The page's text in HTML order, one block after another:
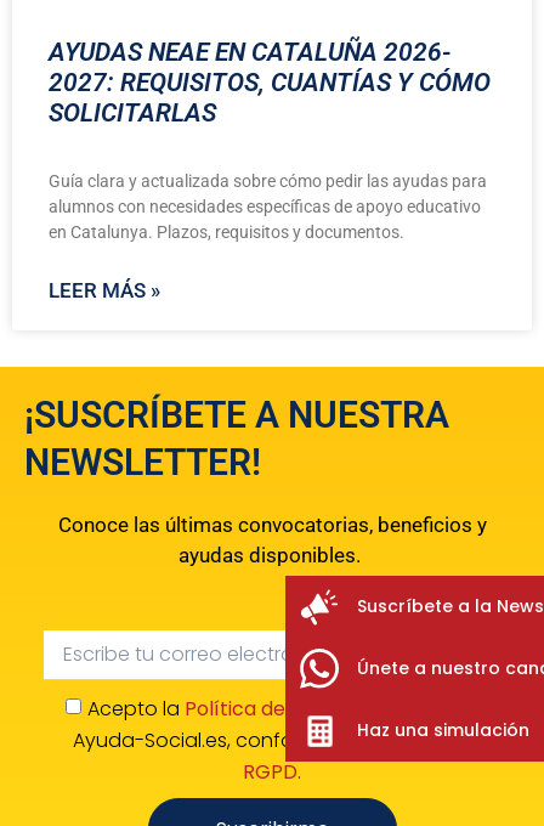
AYUDAS NEAE EN CATALUÑA 2026-
2027: REQUISITOS, CUANTÍAS Y CÓMO
SOLICITARLAS
Guía clara y actualizada sobre cómo pedir las ayudas para
alumnos con necesidades específicas de apoyo educativo
en Catalunya. Plazos, requisitos y documentos.
LEER MÁS »
¡SUSCRÍBETE A NUESTRA
NEWSLETTER!
Conoce las últimas convocatorias, beneficios y
ayudas disponibles.
Acepto la Política de Confidencialidad
Ayuda-Social.es, conforme al reglamento
RGPD.
Suscríbete a la
Únete a nuestro
Haz una simulación